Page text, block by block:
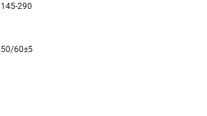
145-290
50/60±5